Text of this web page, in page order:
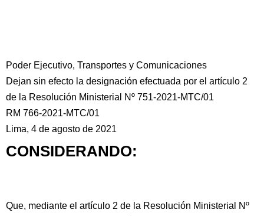
Poder Ejecutivo, Transportes y Comunicaciones
Dejan sin efecto la designación efectuada por el artículo 2
de la Resolución Ministerial Nº 751-2021-MTC/01
RM 766-2021-MTC/01
Lima, 4 de agosto de 2021
CONSIDERANDO:
Que, mediante el artículo 2 de la Resolución Ministerial Nº